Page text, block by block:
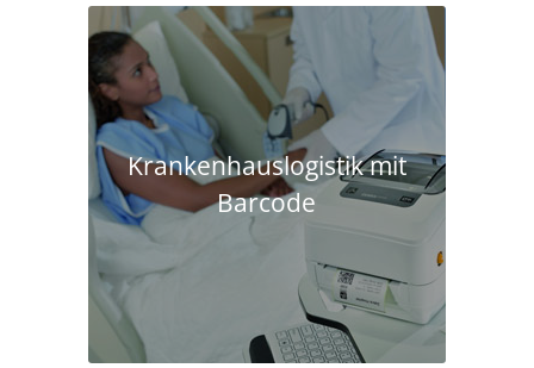
Krankenhaus­logistik mit
Barcode